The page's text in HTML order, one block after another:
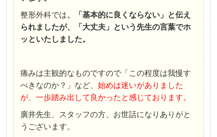
整形外科では、「基本的に良くならない」と伝え
られましたが、「大丈夫」という先生の言葉でホ
ッといたしました。
痛みは主観的なものですので「この程度は我慢す
べきなのか？」など、始めは迷いがありました
が、一歩踏み出して良かったと感じております。
廣井先生、スタッフの方、お世話になりありがと
うございます。